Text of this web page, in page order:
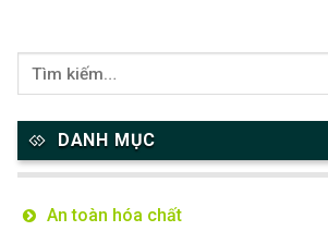
DANH MỤC
An toàn hóa chất